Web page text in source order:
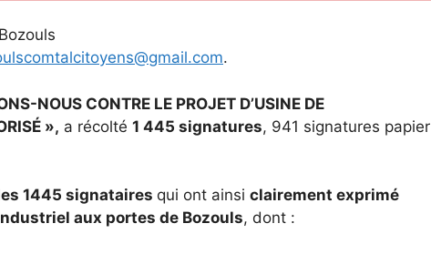
.
NOUS CONTRE LE PROJET D’USINE DE
», a récolté 1 445 signatures, 941 signatures papier
1445 signataires qui ont ainsi clairement exprimé
aux portes de Bozouls, dont :